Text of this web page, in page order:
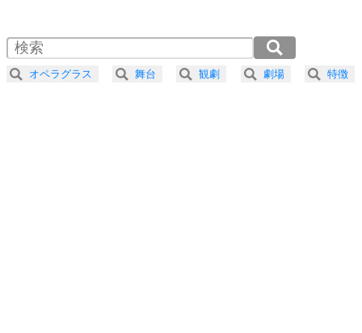
4 器の大きい人は、怒りを優しさで表現する。
プラス思考
2.0倍速 （230KB 58秒）
2.5倍速 （185KB 47秒）
3.0倍速 （154KB 39秒）
オペラグラス 舞台 観劇 劇場 特徴